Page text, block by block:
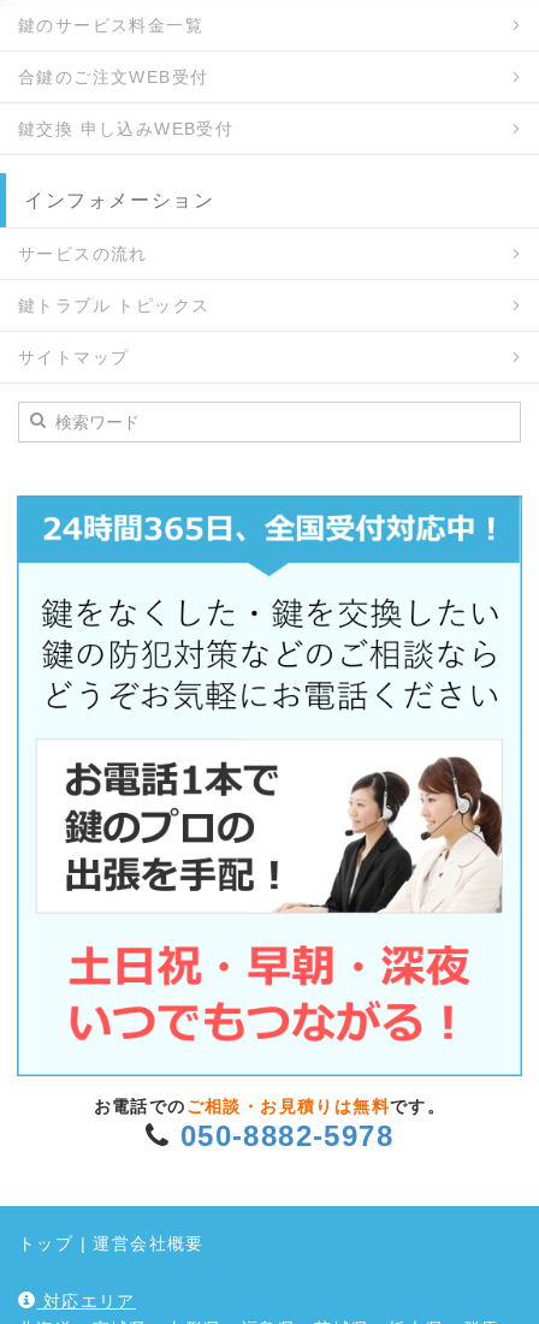
鍵のサービス料金一覧
合鍵のご注文WEB受付
鍵交換 申し込みWEB受付
インフォメーション
サービスの流れ
鍵トラブル トピックス
サイトマップ
お電話での ご相談・お見積りは無料です。
050-8882-5978
トップ |運営会社概要
対応エリア